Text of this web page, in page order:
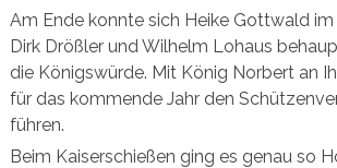
Am Ende konnte sich Heike Gottwald
Dirk Drößler und Wilhelm Lohaus
die Königswürde. Mit König Norbert an
für das kommende Jahr den
führen.
Beim Kaiserschießen ging es genau so